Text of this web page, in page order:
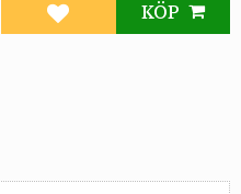
Lägg till i favoriter
KÖP